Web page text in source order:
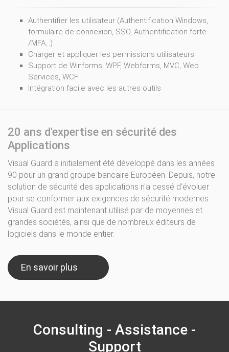
Authentifier les utilisateur (Authentification Windows,
formulaire de connexion, SSO, Authentification forte
/MFA…)
Charger et appliquer les permissions utilisateurs
Support de Winforms, WPF, Webforms, MVC, Web
Services, WCF
Intégration facile avec les autres outils
20 ans d'expertise en sécurité des
Applications
Visual Guard a initialement été développé dans les années
90 pour un grand groupe bancaire Européen. Depuis, notre
solution de sécurité des applications n'a cessé d'évoluer
pour se conformer aux exigences de sécurité modernes.
Visual Guard est maintenant utilisé par de moyennes et
grandes sociétés, ainsi que de nombreux éditeurs de
logiciels dans le monde entier.
En savoir plus
Consulting - Assistance -
Support